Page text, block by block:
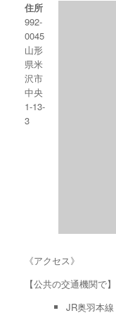
住所
992-
0045
山形
県米
沢市
中央
1-13-
3
《アクセス》
【公共の交通機関で】
JR奥羽本